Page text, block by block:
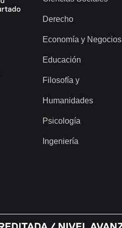
Derecho
Economía y Negocios
Educación
Filosofía y
Humanidades
Psicología
Ingeniería